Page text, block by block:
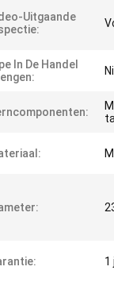
Uitgaande
In De Handel
1